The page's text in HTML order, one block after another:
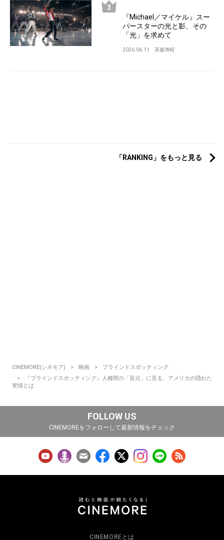
『Michael／マイケル』スー
パースターの光と影、その
「光」を求めて
2026.06.11 斉藤博昭
「RANKING」をもっと見る
CINEMORE(シネモア) 映画
ブラインドスポッティング
『ブラインドスポッティング』人種間の「盲点」に見る、アメリカの隠れた
実情とは
FOLLOW US
CINEMOREをフォローして最新情報をチェック
CINEMOREとは